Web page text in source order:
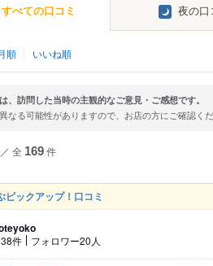
すべての口コミ 夜の口
順 いいね順
、訪問した当時の主観的なご意見・ご感想です。
なる可能性がありますので、お店の方にご確認くだ
／ 全 169件
ピックアップ！口コミ
件 フォロワー20人